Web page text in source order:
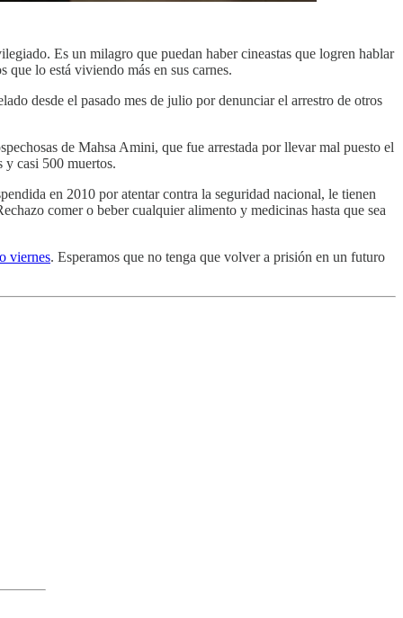
Es un milagro que puedan haber cineastas que logren hablar
que lo está viviendo más en sus carnes.
desde el pasado mes de julio por denunciar el arrestro de otros
de Mahsa Amini, que fue arrestada por llevar mal puesto el
y casi 500 muertos.
en 2010 por atentar contra la seguridad nacional, le tienen
comer o beber cualquier alimento y medicinas hasta que sea
viernes. Esperamos que no tenga que volver a prisión en un futuro